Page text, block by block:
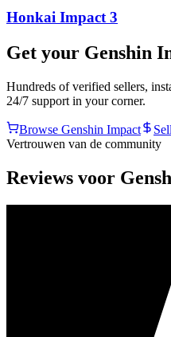
Honkai Impact 3
Get your Genshin
Hundreds of verified sellers,
24/7 support in your corner.
Browse Genshin Impact
Vertrouwen van de community
Reviews voor